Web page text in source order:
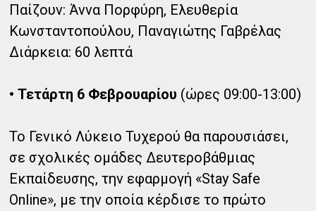
Παίζουν: Άννα Πορφύρη, Ελευθερία
Κωνσταντοπούλου, Παναγιώτης Γαβρέλας
Διάρκεια: 60 λεπτά
• Τετάρτη 6 Φεβρουαρίου (ώρες 09:00-13:00)
Το Γενικό Λύκειο Τυχερού θα παρουσιάσει,
σε σχολικές ομάδες Δευτεροβάθμιας
Εκπαίδευσης, την εφαρμογή «Stay Safe
Online», με την οποία κέρδισε το πρώτο